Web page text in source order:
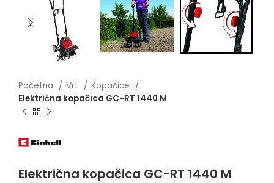
Početna Vrt
Kopačice
Električna kopačica GC-RT 1440 M
Električna kopačica GC-RT 1440 M